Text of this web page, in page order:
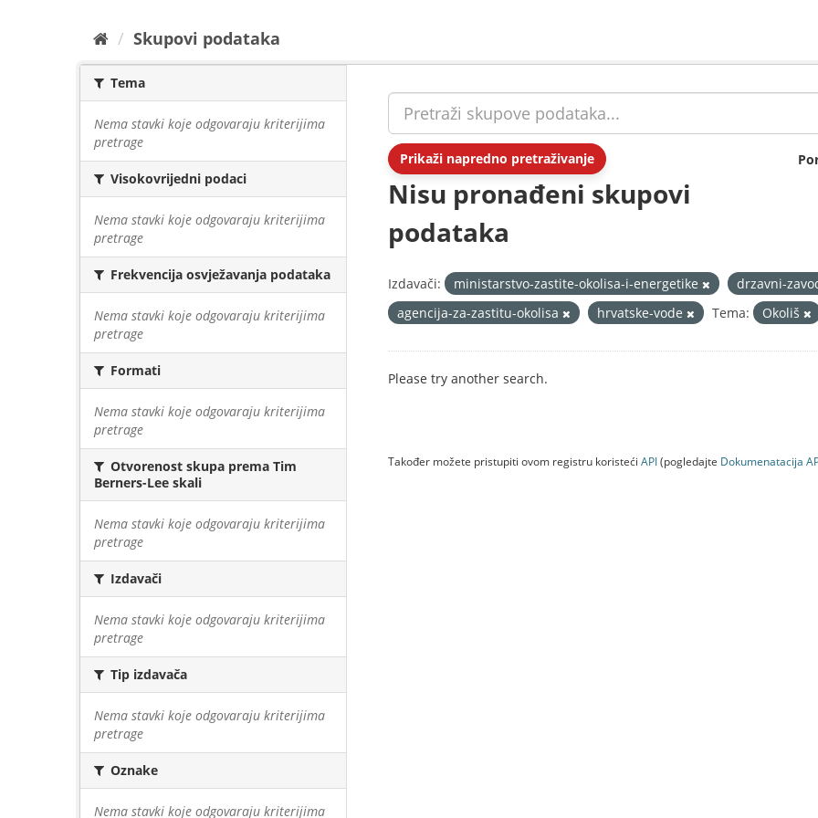
Skupovi podаtаkа
Tema
Nema stavki koje odgovaraju kriterijima
pretrage
Visokovrijedni podaci
Nema stavki koje odgovaraju kriterijima
pretrage
Frekvencija osvježavanja podataka
Nema stavki koje odgovaraju kriterijima
pretrage
Formati
Nema stavki koje odgovaraju kriterijima
pretrage
Otvorenost skupa prema Tim
Berners-Lee skali
Nema stavki koje odgovaraju kriterijima
pretrage
Izdavači
Nema stavki koje odgovaraju kriterijima
pretrage
Tip izdavača
Nema stavki koje odgovaraju kriterijima
pretrage
Oznake
Nema stavki koje odgovaraju kriterijima
Prikaži napredno pretraživanje
Nisu pronađeni skupovi
podataka
Izdavači: ministarstvo-zastite-okolisa-i-energetike
drzavni-
agencija-za-zastitu-okolisa
hrvatske-vode Tema: Okoliš
Please try another search.
Također možete pristupiti ovom registru koristeći API(pogledajte Dokumenаtаcijа